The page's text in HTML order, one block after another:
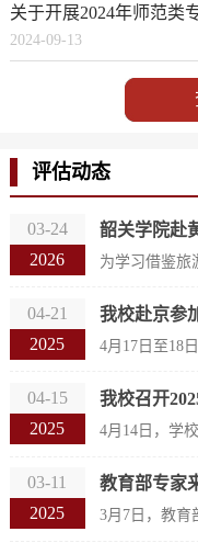
关于开展2024年师范类
2024-09-13
评估动态
03-24
2026
韶关学院赴
为学习借鉴旅
04-21
2025
我校赴京参
4月17日至18
04-15
2025
我校召开
4月14日，学
03-11
2025
教育部专家
3月7日，教育